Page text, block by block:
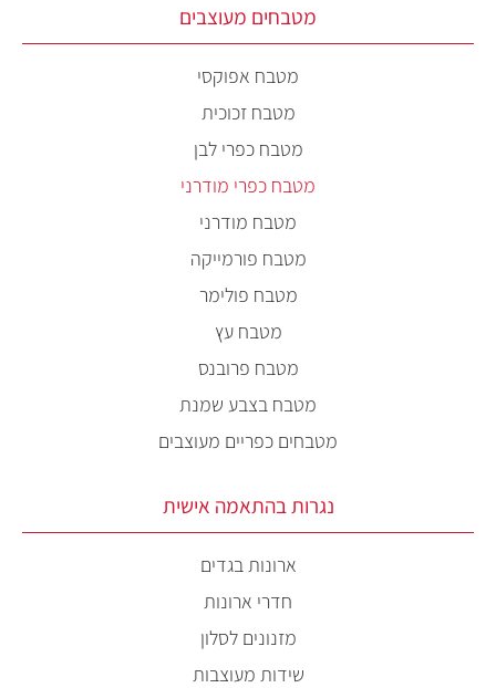
מטבחים מעוצבים
מטבח אפוקסי
מטבח זכוכית
מטבח כפרי לבן
מטבח כפרי מודרני
מטבח מודרני
מטבח פורמייקה
מטבח פולימר
מטבח עץ
מטבח פרובנס
מטבח בצבע שמנת
מטבחים כפריים מעוצבים
נגרות בהתאמה אישית
ארונות בגדים
חדרי ארונות
מזנונים לסלון
שידות מעוצבות